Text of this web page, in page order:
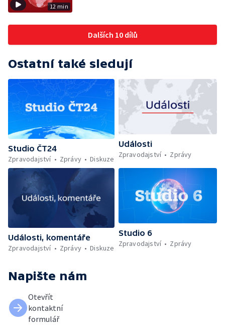
12 min
Dalších 10 dílů
Ostatní také sledují
Studio ČT24
Zpravodajství
Zprávy Diskuze
Události
Zpravodajství
Zprávy
Události, komentáře
Zpravodajství
Zprávy Diskuze
Studio 6
Zpravodajství
Zprávy
Napište nám
Otevřít
kontaktní
formulář